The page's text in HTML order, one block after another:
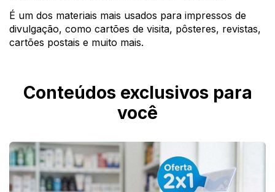
É um dos materiais mais usados para impressos de
divulgação, como cartões de visita, pôsteres, revistas,
cartões postais e muito mais.
Conteúdos exclusivos para
você